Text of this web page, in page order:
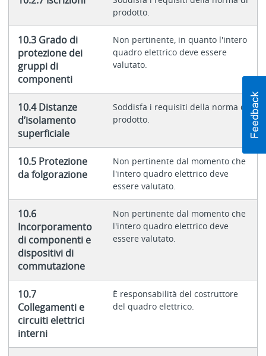
prodotto.
10.3 Grado di
protezione dei
gruppi di
componenti
Non pertinente, in quanto l'intero
quadro elettrico deve essere
valutato.
10.4 Distanze
d’isolamento
superficiale
Soddisfa i requisiti della norma di
prodotto.
10.5 Protezione
da folgorazione
Non pertinente dal momento che
l'intero quadro elettrico deve
essere valutato.
10.6
Incorporamento
di componenti e
dispositivi di
commutazione
Non pertinente dal momento che
l'intero quadro elettrico deve
essere valutato.
10.7
Collegamenti e
circuiti elettrici
interni
È responsabilità del costruttore
del quadro elettrico.